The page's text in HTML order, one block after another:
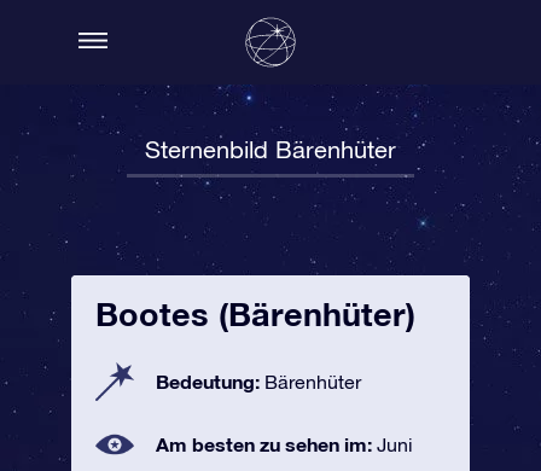
Sternenbild Bärenhüter
Bootes (Bärenhüter)
Bedeutung: Bärenhüter
Am besten zu sehen im: Juni